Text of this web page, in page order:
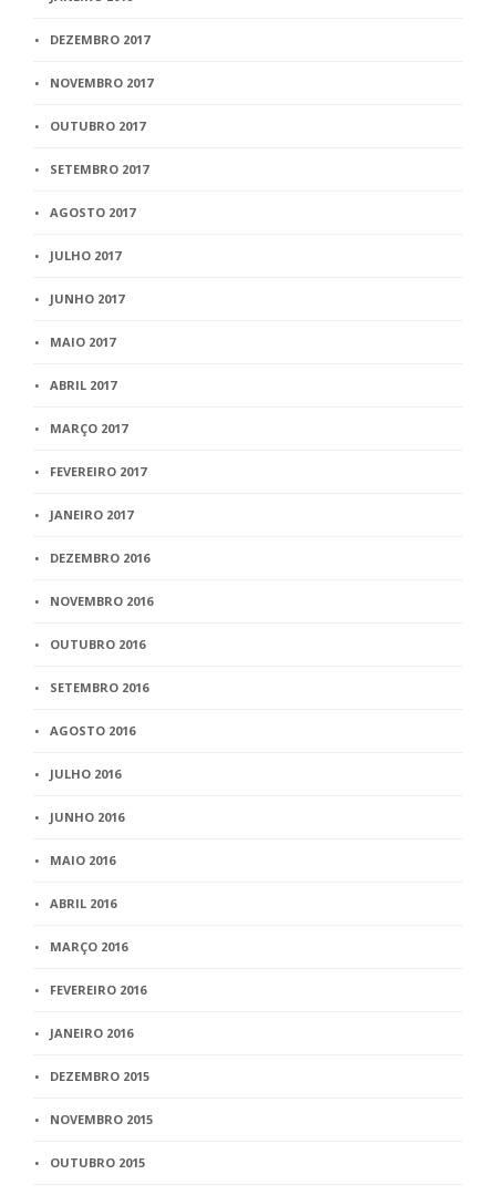
DEZEMBRO 2017
NOVEMBRO 2017
OUTUBRO 2017
SETEMBRO 2017
AGOSTO 2017
JULHO 2017
JUNHO 2017
MAIO 2017
ABRIL 2017
MARÇO 2017
FEVEREIRO 2017
JANEIRO 2017
DEZEMBRO 2016
NOVEMBRO 2016
OUTUBRO 2016
SETEMBRO 2016
AGOSTO 2016
JULHO 2016
JUNHO 2016
MAIO 2016
ABRIL 2016
MARÇO 2016
FEVEREIRO 2016
JANEIRO 2016
DEZEMBRO 2015
NOVEMBRO 2015
OUTUBRO 2015